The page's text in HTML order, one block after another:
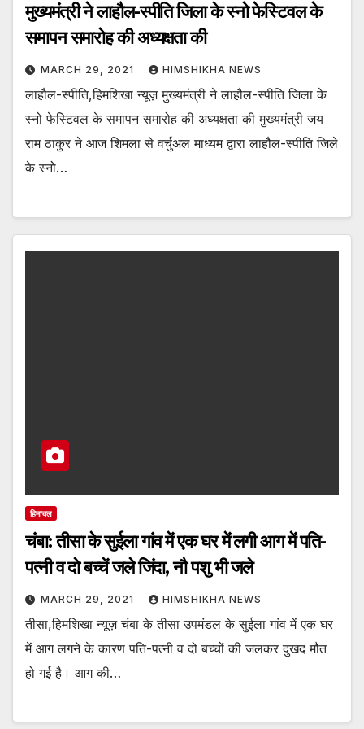
मुख्यमंत्री ने लाहौल-स्पीति जिला के स्नो फेस्टिवल के
समापन समारोह की अध्यक्षता की
MARCH 29, 2021 HIMSHIKHA NEWS
लाहौल-स्पीति,हिमशिखा न्यूज़ मुख्यमंत्री ने लाहौल-स्पीति जिला के
स्नो फेस्टिवल के समापन समारोह की अध्यक्षता की मुख्यमंत्री जय
राम ठाकुर ने आज शिमला से वर्चुअल माध्यम द्वारा लाहौल-स्पीति जिले
के स्नो…
हिमाचल
चंबा: तीसा के सुईला गांव में एक घर में लगी आग में पति-
पत्नी व दो बच्चें जले जिंदा, नौ पशु भी जले
MARCH 29, 2021 HIMSHIKHA NEWS
तीसा,हिमशिखा न्यूज़ चंबा के तीसा उपमंडल के सुईला गांव में एक घर
में आग लगने के कारण पति-पत्नी व दो बच्चों की जलकर दुखद मौत
हो गई है। आग की…